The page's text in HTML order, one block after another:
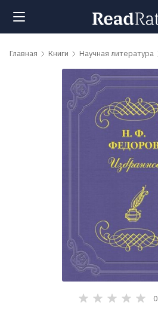
Поиск
Главная Книги Научная литература
0